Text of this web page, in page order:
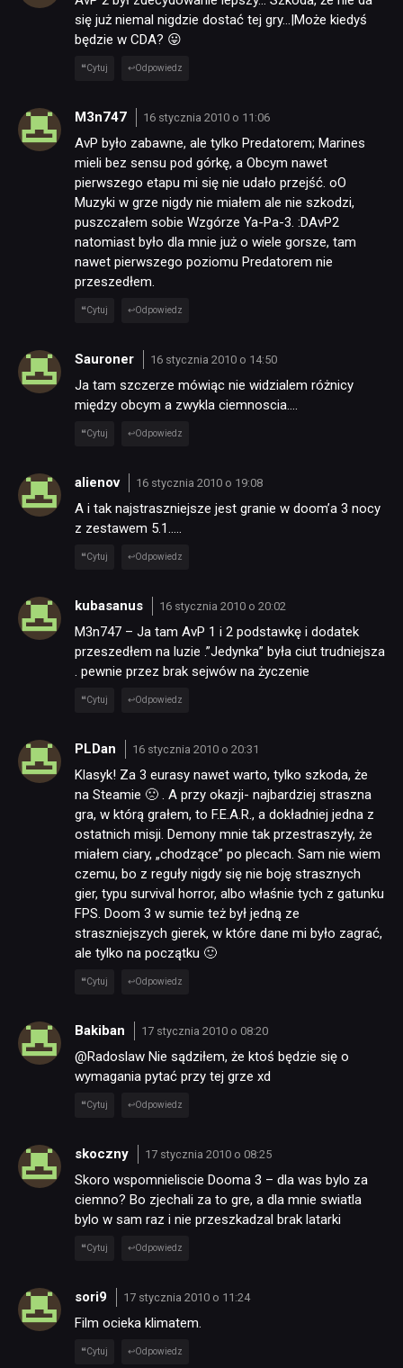
się już niemal nigdzie dostać tej gry…|Może kiedyś
będzie w CDA? 😛
Cytuj Odpowiedz
M3n747 16 stycznia 2010 o 11:06
AvP było zabawne, ale tylko Predatorem; Marines
mieli bez sensu pod górkę, a Obcym nawet
pierwszego etapu mi się nie udało przejść. oO
Muzyki w grze nigdy nie miałem ale nie szkodzi,
puszczałem sobie Wzgórze Ya-Pa-3. :DAvP2
natomiast było dla mnie już o wiele gorsze, tam
nawet pierwszego poziomu Predatorem nie
przeszedłem.
Cytuj Odpowiedz
Sauroner 16 stycznia 2010 o 14:50
Ja tam szczerze mówiąc nie widzialem różnicy
między obcym a zwykla ciemnoscia….
Cytuj Odpowiedz
alienov 16 stycznia 2010 o 19:08
A i tak najstraszniejsze jest granie w doom’a 3 nocy
z zestawem 5.1…..
Cytuj Odpowiedz
kubasanus 16 stycznia 2010 o 20:02
M3n747 – Ja tam AvP 1 i 2 podstawkę i dodatek
przeszedłem na luzie .”Jedynka” była ciut trudniejsza
. pewnie przez brak sejwów na życzenie
Cytuj Odpowiedz
PLDan 16 stycznia 2010 o 20:31
Klasyk! Za 3 eurasy nawet warto, tylko szkoda, że
na Steamie 🙁 . A przy okazji- najbardziej straszna
gra, w którą grałem, to F.E.A.R., a dokładniej jedna z
ostatnich misji. Demony mnie tak przestraszyły, że
miałem ciary, „chodzące” po plecach. Sam nie wiem
czemu, bo z reguły nigdy się nie boję strasznych
gier, typu survival horror, albo właśnie tych z gatunku
FPS. Doom 3 w sumie też był jedną ze
straszniejszych gierek, w które dane mi było zagrać,
ale tylko na początku 🙂
Cytuj Odpowiedz
Bakiban 17 stycznia 2010 o 08:20
@Radoslaw Nie sądziłem, że ktoś będzie się o
wymagania pytać przy tej grze xd
Cytuj Odpowiedz
skoczny 17 stycznia 2010 o 08:25
Skoro wspomnieliscie Dooma 3 – dla was bylo za
ciemno? Bo zjechali za to gre, a dla mnie swiatla
bylo w sam raz i nie przeszkadzal brak latarki
Cytuj Odpowiedz
sori9 17 stycznia 2010 o 11:24
Film ocieka klimatem.
Cytuj Odpowiedz